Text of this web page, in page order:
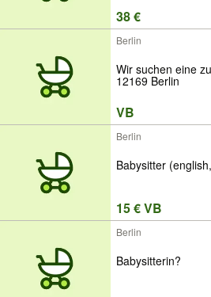
38 €
Berlin
Wir suchen eine
12169 Berlin
VB
Berlin
Babysitter
15 € VB
Berlin
Babysitterin?